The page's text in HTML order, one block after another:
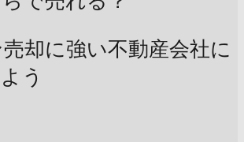
却に強い不動産会社に
う